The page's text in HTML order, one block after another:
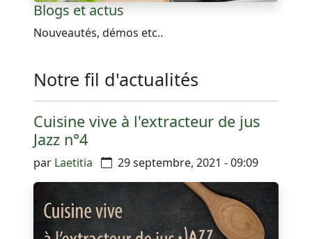
Blogs et actus
Nouveautés, démos etc..
Notre fil d'actualités
Cuisine vive à l'extracteur de jus
Jazz n°4
par Laetitia 29 septembre, 2021 - 09:09